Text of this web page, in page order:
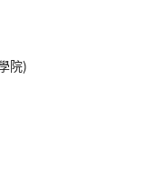
院)